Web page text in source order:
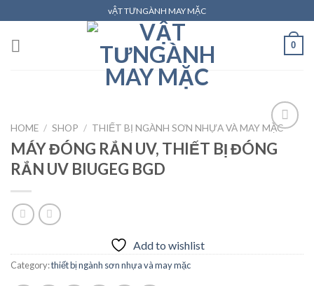
to
content
vẬT TƯNGÀNH MAY MẶC
0
HOME / SHOP / THIẾT BỊ NGÀNH SƠN NHỰA VÀ MAY MẶC
MÁY ĐÓNG RẮN UV, THIẾT BỊ ĐÓNG
RẮN UV BIUGEG BGD
Add to wishlist
Category:thiết bị ngành sơn nhựa và may mặc